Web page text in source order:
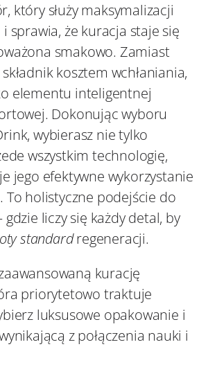
który służy maksymalizacji
sprawia, że kuracja staje się
smakowo. Zamiast
kosztem wchłaniania,
elementu inteligentnej
Dokonując wyboru
wybierasz nie tylko
wszystkim technologię,
jego efektywne wykorzystanie
To holistyczne podejście do
liczy się każdy detal, by
standardregeneracji.
kurację
priorytetowo traktuje
luksusowe opakowanie i
z połączenia nauki i